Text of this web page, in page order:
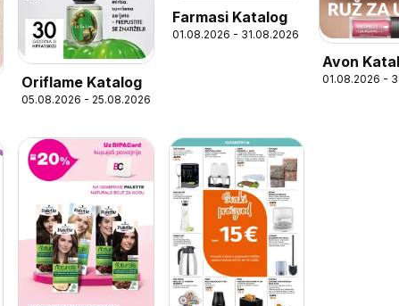
Oriflame Katalog
05.08.2026 - 25.08.2026
Farmasi Katalog
01.08.2026 - 31.08.2026
Avon
01.08.2026 -